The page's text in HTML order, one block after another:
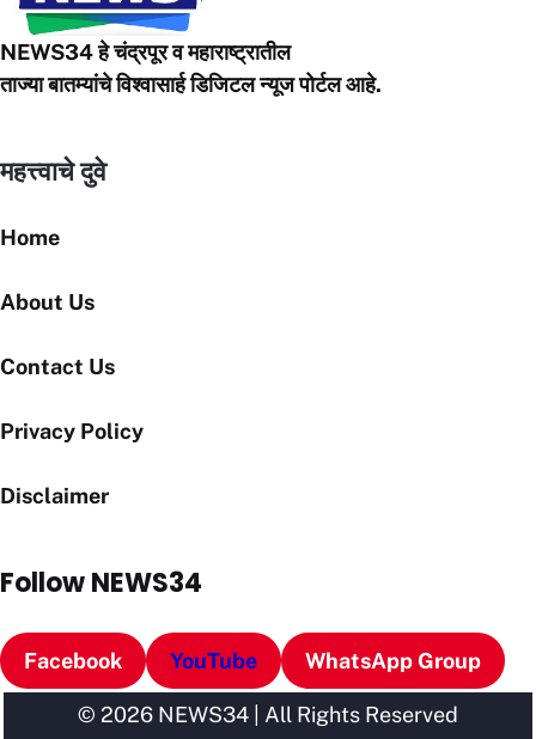
NEWS34 हे चंद्रपूरव महाराष्ट्रातील
ताज्या बातम्यांचे विश्वासार्ह डिजिटल न्यूज पोर्टल आहे.
महत्त्वाचे दुवे
Home
About Us
Contact Us
Privacy Policy
Disclaimer
Follow NEWS34
Facebook YouTube WhatsApp Group
© 2026 NEWS34 | All Rights Reserved